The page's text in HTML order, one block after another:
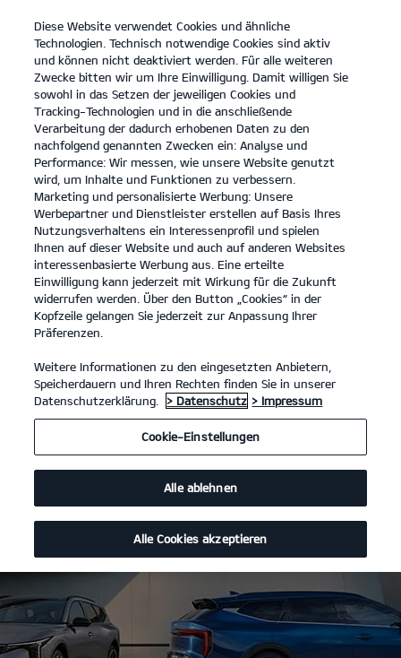
open
menu
KONTAKT
Der Kia K4
... ... DER KIA K4
Der neue Kia K4.
Komfort in jedem Detail.
Diese Website verwendet Cookies und ähnliche
Technologien. Technisch notwendige Cookies sind aktiv
und können nicht deaktiviert werden. Für alle weiteren
Zwecke bitten wir um Ihre Einwilligung. Damit willigen Sie
sowohl in das Setzen der jeweiligen Cookies und
Tracking-Technologien und in die anschließende
Verarbeitung der dadurch erhobenen Daten zu den
nachfolgend genannten Zwecken ein: Analyse und
Performance: Wir messen, wie unsere Website genutzt
wird, um Inhalte und Funktionen zu verbessern.
Marketing und personalisierte Werbung: Unsere
Werbepartner und Dienstleister erstellen auf Basis Ihres
Nutzungsverhaltens ein Interessenprofil und spielen
Ihnen auf dieser Website und auch auf anderen Websites
interessenbasierte Werbung aus. Eine erteilte
Einwilligung kann jederzeit mit Wirkung für die Zukunft
widerrufen werden. Über den Button „Cookies“ in der
Kopfzeile gelangen Sie jederzeit zur Anpassung Ihrer
Präferenzen.
Weitere Informationen zu den eingesetzten Anbietern,
Speicherdauern und Ihren Rechten finden Sie in unserer
Datenschutzerklärung.
> Datenschutz > Impressum
Cookie-Einstellungen
Alle ablehnen
Alle Cookies akzeptieren